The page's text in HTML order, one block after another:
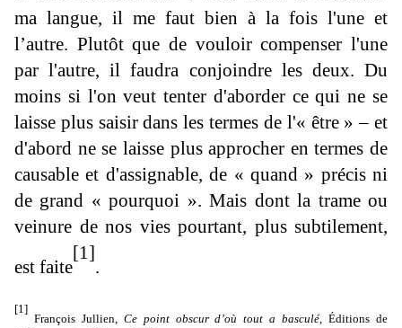
ma langue, il me faut bien à la fois l'une et
l’autre. Plutôt que de vouloir compenser l'une
par l'autre, il faudra conjoindre les deux. Du
moins si l'on veut tenter d'aborder ce qui ne se
laisse plus saisir dans les termes de l'« être » – et
d'abord ne se laisse plus approcher en termes de
causable et d'assignable, de « quand » précis ni
de grand « pourquoi ». Mais dont la trame ou
veinure de nos vies pourtant, plus subtilement,
est faite
[1]
.
[1]
François Jullien, Ce point obscur d’où tout a basculé, Éditions de